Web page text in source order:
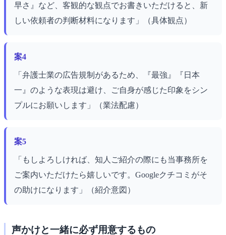
早さ』など、客観的な観点でお書きいただけると、新
しい依頼者の判断材料になります」（具体観点）
案4
「弁護士業の広告規制があるため、『最強』『日本
一』のような表現は避け、ご自身が感じた印象をシン
プルにお願いします」（業法配慮）
案5
「もしよろしければ、知人ご紹介の際にも当事務所を
ご案内いただけたら嬉しいです。Googleクチコミがそ
の助けになります」（紹介意図）
声かけと一緒に必ず用意するもの